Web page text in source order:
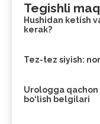
Tegishli
Hushidan ketish
kerak?
Tez-tez siyish:
Urologga
bo‘lish belgilari